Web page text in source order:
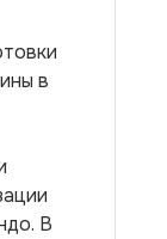
в
В